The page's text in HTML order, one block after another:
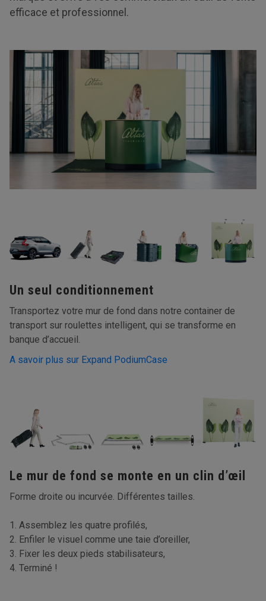
efficace et professionnel.
Un seul conditionnement
Transportez votre mur de fond dans notre container de
transport sur roulettes intelligent, qui se transforme en
banque d’accueil.
A savoir plus sur Expand PodiumCase
Le mur de fond se monte en un clin d’œil
Forme droite ou incurvée. Différentes tailles.
1. Assemblez les quatre profilés,
2. Enfiler le visuel comme une taie d’oreiller,
3. Fixer les deux pieds stabilisateurs,
4. Terminé !